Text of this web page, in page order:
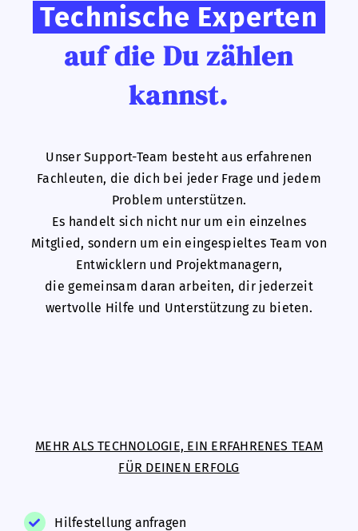
Technische Experten
auf die Du zählen
kannst.
Unser Support-Team besteht aus erfahrenen
Fachleuten, die dich bei jeder Frage und jedem
Problem unterstützen.
Es handelt sich nicht nur um ein einzelnes
Mitglied, sondern um ein eingespieltes Team von
Entwicklern und Projektmanagern,
die gemeinsam daran arbeiten, dir jederzeit
wertvolle Hilfe und Unterstützung zu bieten.
MEHR ALS TECHNOLOGIE, EIN ERFAHRENES TEAM
FÜR DEINEN ERFOLG
Hilfestellung anfragen